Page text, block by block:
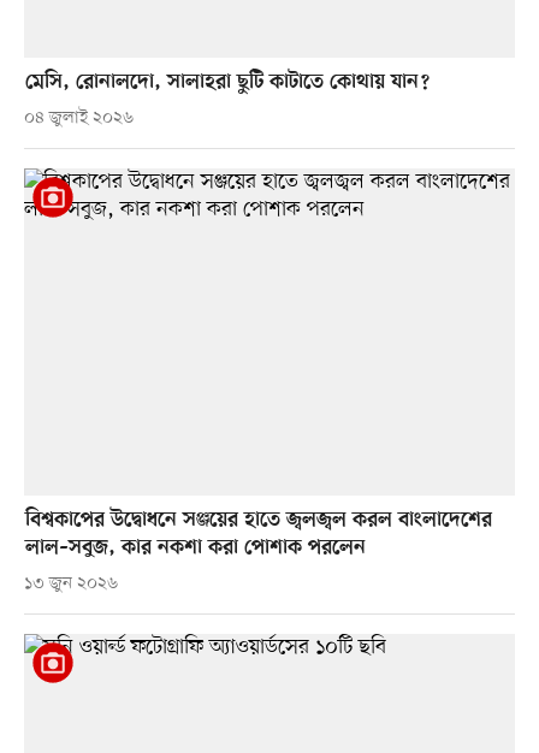
মেসি, রোনালদো, সালাহরা ছুটি কাটাতে কোথায় যান?
০৪ জুলাই ২০২৬
বিশ্বকাপের উদ্বোধনে সঞ্জয়ের হাতে জ্বলজ্বল করল বাংলাদেশের
লাল–সবুজ, কার নকশা করা পোশাক পরলেন
১৩ জুন ২০২৬